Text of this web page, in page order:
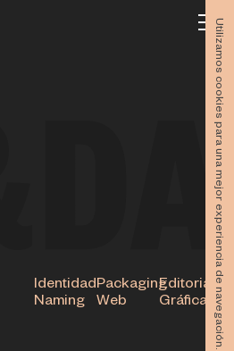
Utilizamos cookies para una mejor experiencia de navegación.
IdentidadPackagingEditorial
Naming
Web Gráfica